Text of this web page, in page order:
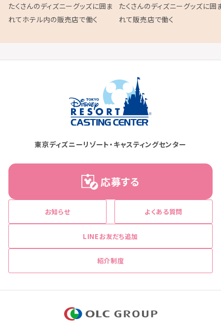
たくさんのディズニーグッズに囲ま
れてホテル内の販売店で働く
たくさんのディズニーグッズに囲
れて販売店で働く
東京ディズニーリゾート・キャスティングセンター
応募する
お知らせ よくある質問
LINEお友だち追加
紹介制度